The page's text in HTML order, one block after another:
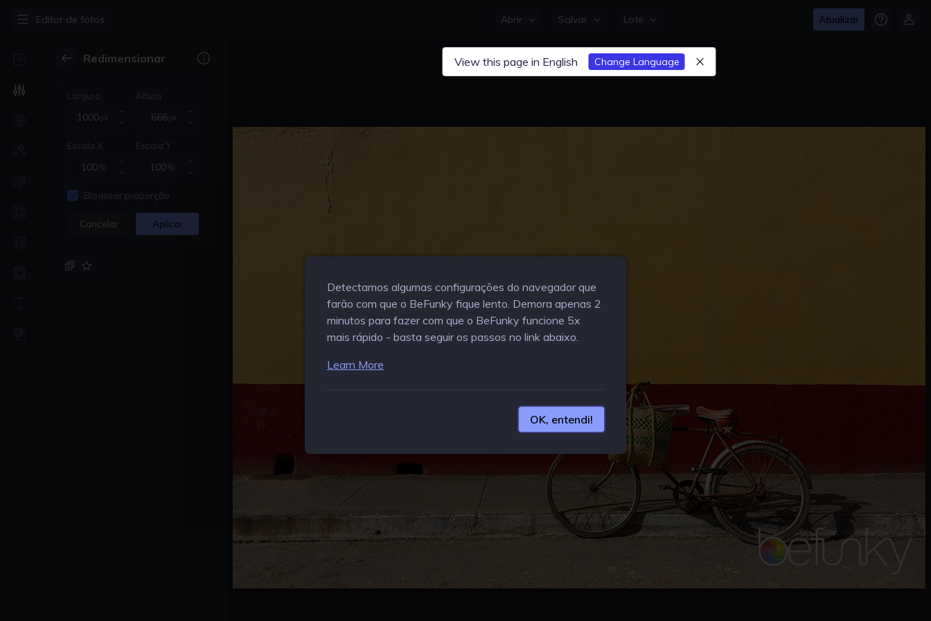
Editor de fotos
Abra uma foto ou um projeto para
Abrir Salvar Lote Atualizar
Redimensionar
Largura
px
Altura
px
Escala X
%
Escala Y
%
Bloquear proporção
Cancelar Aplicar
Detectamos algumas configurações do navegador que
farão com que o BeFunky fique lento. Demora apenas 2
minutos para fazer com que o BeFunky funcione 5x
mais rápido - basta seguir os passos no link abaixo.
Learn More
OK, entendi!
View this page in English Change Language